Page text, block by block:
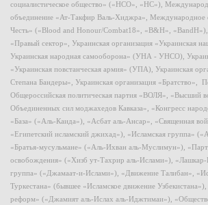
социалистическое общество» («НСО», «НС»),
объединение «Ат-Такфир Валь-Хиджра», Международное
Честь» («Blood and Honour/Combat18», «B&H», «BandH»),
«Правый сектор», Украинская организация «Украинская
Украинская народная самооборона» (УНА - УНСО),
«Украинская повстанческая армия» (УПА), Украинская
Степана Бандеры», Украинская организация «Братство»,
Общероссийская политическая партия «ВОЛЯ», «Высший
Объединенных сил моджахедов Кавказа», «Конгресс
«База» («Аль-Каида»), «Асбат аль-Ансар», «Священная
«Египетский исламский джихад»), «Исламская группа»
«Братья-мусульмане» («Аль-Ихван аль-Муслимун»),
освобождения» («Хизб ут-Тахрир аль-Ислами»),
группа» («Джамаат-и-Ислами»), «Движение Талибан»,
Туркестана» (бывшее «Исламское движение
реформ» («Джамият аль-Ислах аль-Иджтимаи»),